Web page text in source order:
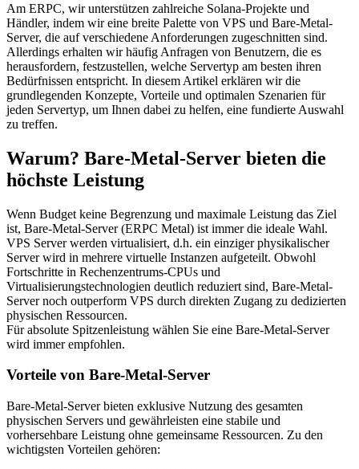
Am ERPC, wir unterstützen zahlreiche Solana-Projekte und
Händler, indem wir eine breite Palette von VPS und Bare-Metal-
Server, die auf verschiedene Anforderungen zugeschnitten sind.
Allerdings erhalten wir häufig Anfragen von Benutzern, die es
herausfordern, festzustellen, welche Servertyp am besten ihren
Bedürfnissen entspricht. In diesem Artikel erklären wir die
grundlegenden Konzepte, Vorteile und optimalen Szenarien für
jeden Servertyp, um Ihnen dabei zu helfen, eine fundierte Auswahl
zu treffen.
Warum? Bare-Metal-Server bieten die
höchste Leistung
Wenn Budget keine Begrenzung und maximale Leistung das Ziel
ist, Bare-Metal-Server (ERPC Metal) ist immer die ideale Wahl.
VPS Server werden virtualisiert, d.h. ein einziger physikalischer
Server wird in mehrere virtuelle Instanzen aufgeteilt. Obwohl
Fortschritte in Rechenzentrums-CPUs und
Virtualisierungstechnologien deutlich reduziert sind, Bare-Metal-
Server noch outperform VPS durch direkten Zugang zu dedizierten
physischen Ressourcen.
Für absolute Spitzenleistung wählen Sie eine Bare-Metal-Server
wird immer empfohlen.
Vorteile von Bare-Metal-Server
Bare-Metal-Server bieten exklusive Nutzung des gesamten
physischen Servers und gewährleisten eine stabile und
vorhersehbare Leistung ohne gemeinsame Ressourcen. Zu den
wichtigsten Vorteilen gehören: